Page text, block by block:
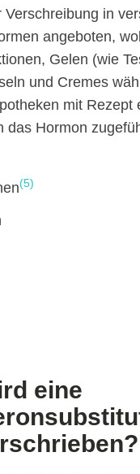
Verschreibung in
angeboten,
Gelen (wie
und Cremes
mit Rezept
das Hormon
(5)
eine